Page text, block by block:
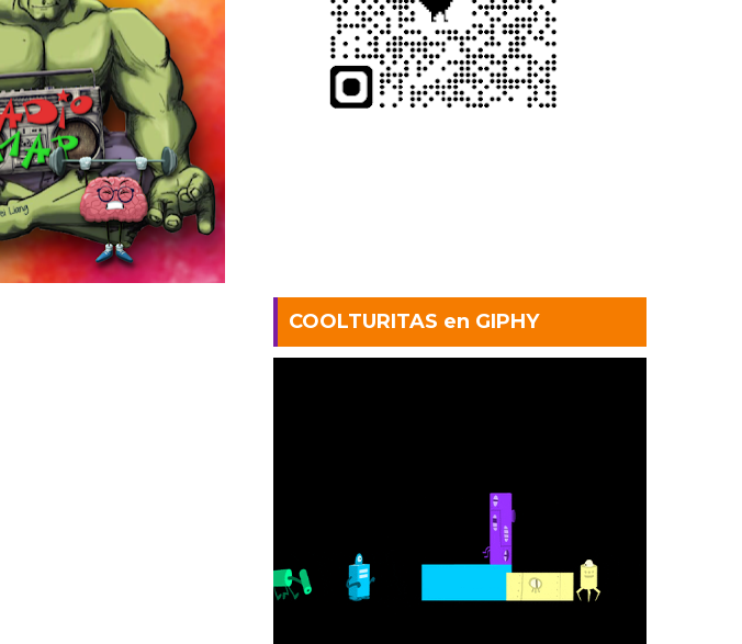
COOLTURITAS en GIPHY